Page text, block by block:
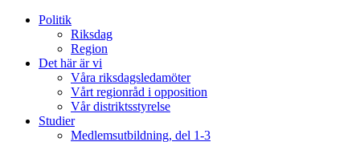
Politik
Riksdag
Region
Det här är vi
Våra riksdagsledamöter
Vårt regionråd i opposition
Vår distriktsstyrelse
Studier
Medlemsutbildning, del 1-3